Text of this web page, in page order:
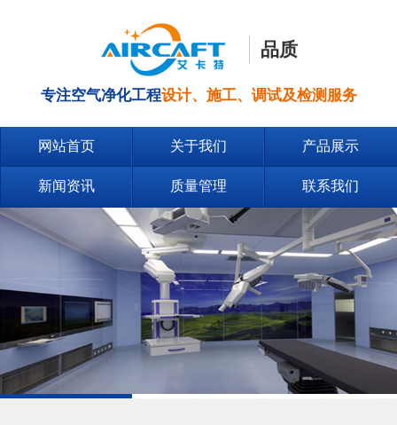
品质
专注空气净化工程设计、施工、调试及检测服务
网站首页 关于我们 产品展示
新闻资讯 质量管理 联系我们